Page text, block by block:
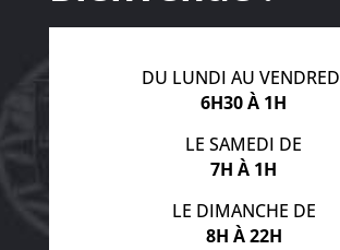
DU LUNDI AU
6H30 À 1H
LE SAMEDI DE
7H À 1H
LE DIMANCHE DE
8H À 22H